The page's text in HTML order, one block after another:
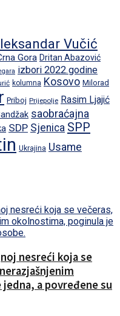
Vučić
Gora Dritan Abazović
izbori 2022.godine
kolumna Kosovo Milorad
Priboj Prijepolje Rasim Ljajić
saobraćajna
SDP Sjenica SPP
Ukrajina Usame
nesreći koja se
a povređene su